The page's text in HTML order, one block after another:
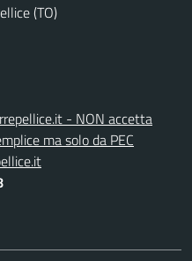
(TO)
- NON accetta
ma solo da PEC